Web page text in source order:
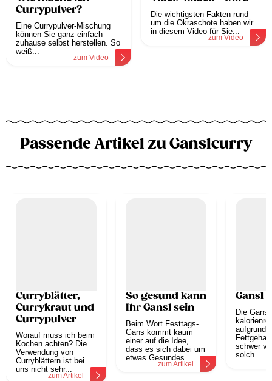
Currypulver?
Eine Currypulver-Mischung
können Sie ganz einfach
zuhause selbst herstellen. So
weiß...
zum Video
Die wichtigsten Fakten rund
um die Okraschote haben wir
in diesem Video für Sie...
zum Video
Passende Artikel zu Ganslcurry
Curryblätter,
Currykraut und
Currypulver
Worauf muss ich beim
Kochen achten? Die
Verwendung von
Curryblättern ist bei
uns nicht sehr...
zum Artikel
So gesund kann
Ihr Gansl sein
Beim Wort Festtags-
Gans kommt kaum
einer auf die Idee,
dass es sich dabei um
etwas Gesundes...
zum Artikel
Gansl
Die Gans
aufgrund
schwer
solch...